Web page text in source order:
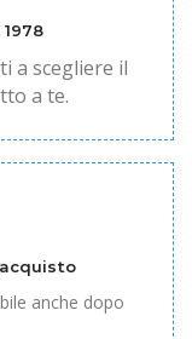
a scegliere il
a te.
anche dopo